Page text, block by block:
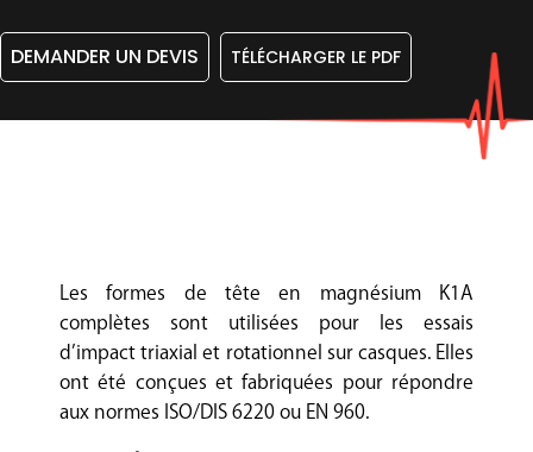
DEMANDER UN DEVIS TÉLÉCHARGER LE PDF
Les formes de tête en magnésium K1A
complètes sont utilisées pour les essais
d’impact triaxial et rotationnel sur casques. Elles
ont été conçues et fabriquées pour répondre
aux normes ISO/DIS 6220 ou EN 960.